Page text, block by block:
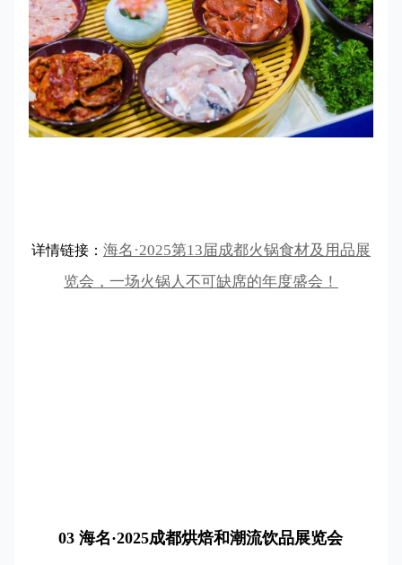
详情链接： 海名·2025第13届成都火锅食材及用品展
览会，一场火锅人不可缺席的年度盛会！
03 海名·2025成都烘焙和潮流饮品展览会